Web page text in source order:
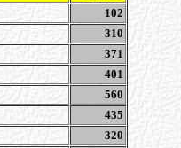
102
310
371
401
560
435
320